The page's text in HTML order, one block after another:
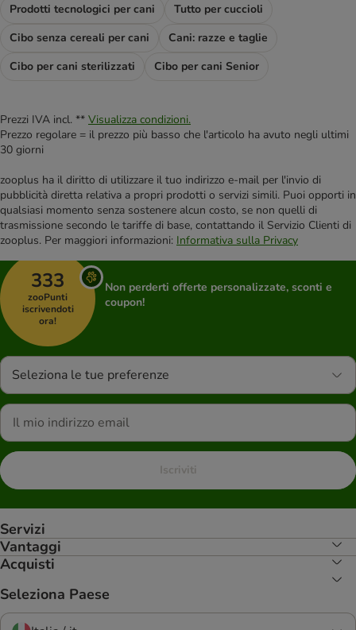
Prodotti tecnologici per cani
Tutto per cuccioli
Cibo senza cereali per cani
Cani: razze e taglie
Cibo per cani sterilizzati
Cibo per cani Senior
Prezzi IVA incl. ** Visualizza condizioni.
Prezzo regolare = il prezzo più basso che l'articolo ha avuto negli ultimi
30 giorni
zooplus ha il diritto di utilizzare il tuo indirizzo e-mail per l'invio di
pubblicità diretta relativa a propri prodotti o servizi simili. Puoi opporti in
qualsiasi momento senza sostenere alcun costo, se non quelli di
trasmissione secondo le tariffe di base, contattando il Servizio Clienti di
zooplus. Per maggiori informazioni: Informativa sulla Privacy
333
zooPunti
iscrivendoti
ora!
Non perderti offerte personalizzate, sconti e
coupon!
Seleziona le tue preferenze
Iscriviti
Servizi
Vantaggi
Acquisti
Seleziona Paese